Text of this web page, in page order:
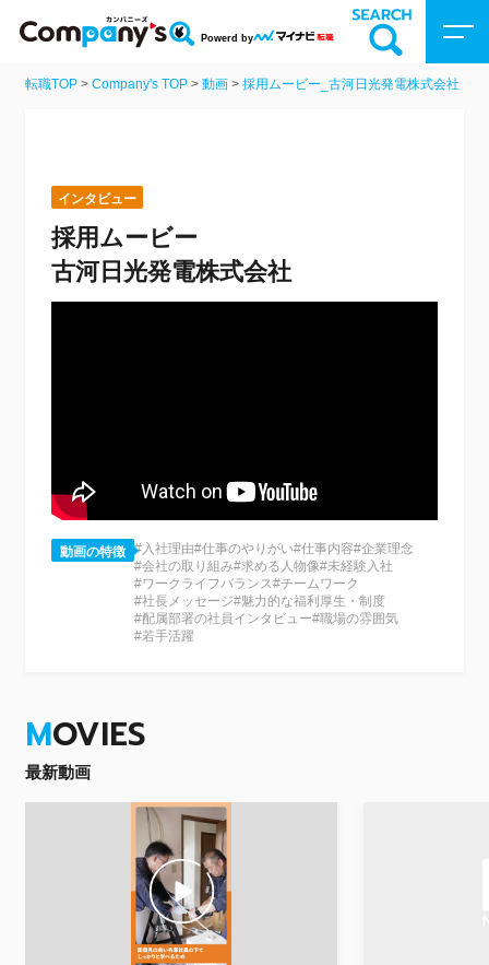
Powerd by
Company’sトップ
動画を探す
転職TOP > Company's TOP > 動画 > 採用ムービー_古河日光発電株式会社
インタビュー
採用ムービー
古河日光発電株式会社
動画の特徴 #入社理由#仕事のやりがい#仕事内容#企業理念
#会社の取り組み#求める人物像#未経験入社
#ワークライフバランス#チームワーク
#社長メッセージ#魅力的な福利厚生・制度
#配属部署の社員インタビュー#職場の雰囲気
#若手活躍
MOVIES
最新動画